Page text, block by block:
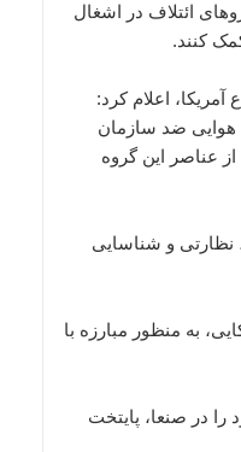
ائتلاف در اشغال
کنند.
اعلام کرد:
هوایی ضد سازمان
داشت که در آن ها، 11 تن از عناصر این گروه
نظارتی و شناسایی
به منظور مبارزه با
سفارت خود را در صنعا، پایتخت